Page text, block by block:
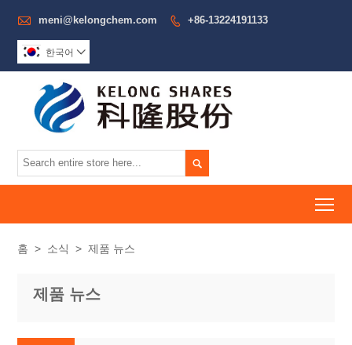
 meni@kelongchem.com  +86-13224191133
한국어 

홈 > 소식 > 제품 뉴스
제품 뉴스